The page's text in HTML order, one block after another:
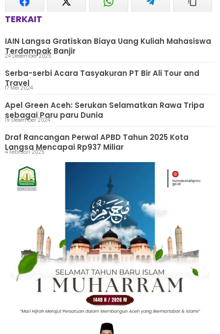
TERKAIT
IAIN Langsa Gratiskan Biaya Uang Kuliah Mahasiswa
Terdampak Banjir
24 Desember 2025
Serba-serbi Acara Tasyakuran PT Bir Ali Tour and
Travel
17 Mei 2024
Apel Green Aceh: Serukan Selamatkan Rawa Tripa
sebagai Paru paru Dunia
19 Desember 2024
Draf Rancangan Perwal APBD Tahun 2025 Kota
Langsa Mencapai Rp937 Miliar
4 Februari 2025